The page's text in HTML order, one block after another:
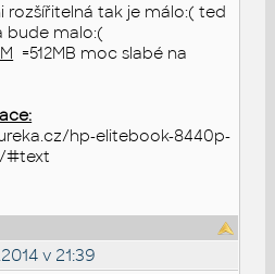
rozšířitelná tak je málo:( ted
bude malo:(
=512MB moc slabé na
hp-elitebook-8440p-
#text
v 21:39